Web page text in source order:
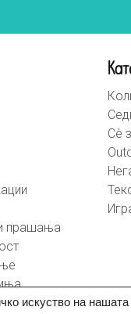
прашања
Сè
искуство на